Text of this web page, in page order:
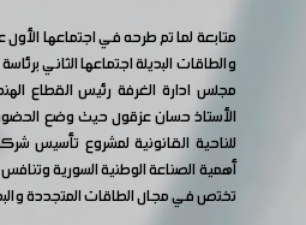
متابعة لما تم طرحه في اجتماعها
والطاقات البديلة اجتماعها الثاني
مجلس ادارة الغرفة رئيس القطاع
الأستاذ حسان عزقول حيث وضع الحضور
للناحية القانونية لمشروع تأسيس
أهمية الصناعة الوطنية السورية
تختص في مجال الطاقات المتجددة